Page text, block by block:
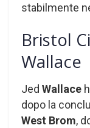
stabilmente
Bristol
Wallace
Jed Wallace
dopo la
West Brom,